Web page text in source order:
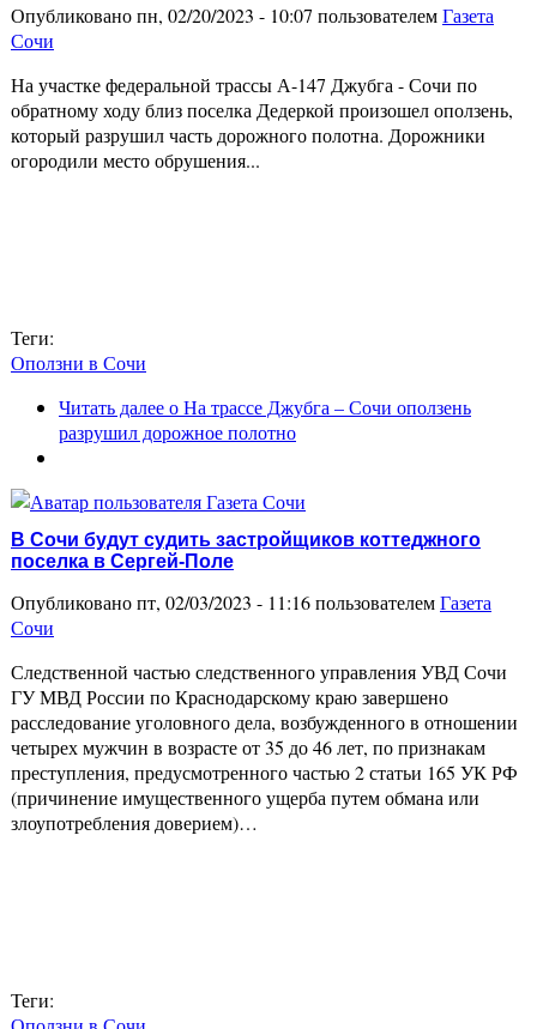
Опубликовано пн, 02/20/2023 - 10:07 пользователемГазета
Сочи
На участке федеральной трассы А-147 Джубга - Сочи по
обратному ходу близ поселка Дедеркой произошел оползень,
который разрушил часть дорожного полотна. Дорожники
огородили место обрушения...
Теги:
Оползни в Сочи
Читать далеео На трассе Джубга – Сочи оползень
разрушил дорожное полотно
В Сочи будут судить застройщиков коттеджного
поселка в Сергей-Поле
Опубликовано пт, 02/03/2023 - 11:16 пользователемГазета
Сочи
Следственной частью следственного управления УВД Сочи
ГУ МВД России по Краснодарскому краю завершено
расследование уголовного дела, возбужденного в отношении
четырех мужчин в возрасте от 35 до 46 лет, по признакам
преступления, предусмотренного частью 2 статьи 165 УК РФ
(причинение имущественного ущерба путем обмана или
злоупотребления доверием)…
Теги: